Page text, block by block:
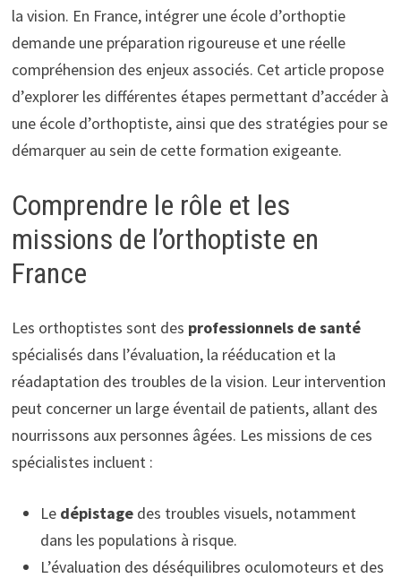
la vision. En France, intégrer une école d’orthoptie
demande une préparation rigoureuse et une réelle
compréhension des enjeux associés. Cet article propose
d’explorer les différentes étapes permettant d’accéder à
une école d’orthoptiste, ainsi que des stratégies pour se
démarquer au sein de cette formation exigeante.
Comprendre le rôle et les
missions de l’orthoptiste en
France
Les orthoptistes sont des professionnels de santé
spécialisés dans l’évaluation, la rééducation et la
réadaptation des troubles de la vision. Leur intervention
peut concerner un large éventail de patients, allant des
nourrissons aux personnes âgées. Les missions de ces
spécialistes incluent :
Le dépistagedes troubles visuels, notamment
dans les populations à risque.
L’évaluation des déséquilibres oculomoteurs et des